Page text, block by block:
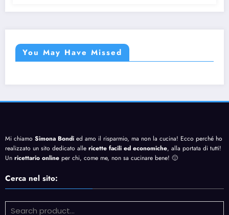
You May Have Missed
Mi chiamo Simona Bondi ed amo il risparmio, ma non la cucina! Ecco perché ho
realizzato un sito dedicato alle ricette facili ed economiche, alla portata di tutti!
Un ricettario online per chi, come me, non sa cucinare bene! 🙂
Cerca nel sito: